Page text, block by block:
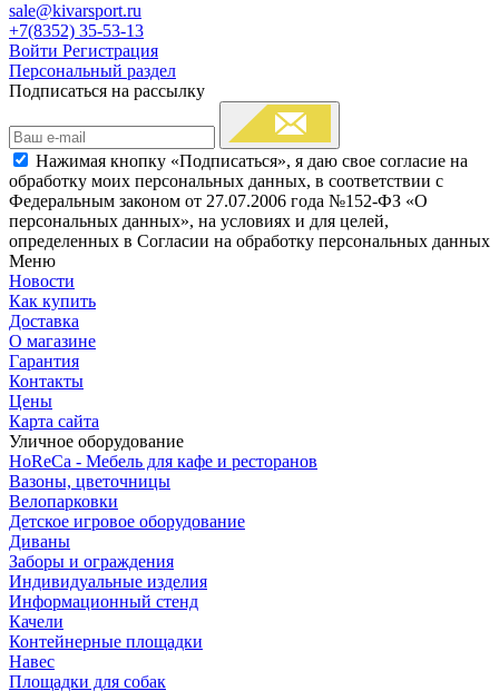
sale@kivarsport.ru
+7(8352) 35-53-13
Войти Регистрация
Персональный раздел
Подписаться на рассылку
Нажимая кнопку «Подписаться», я даю свое согласие на
обработку моих персональных данных, в соответствии с
Федеральным законом от 27.07.2006 года №152-ФЗ «О
персональных данных», на условиях и для целей,
определенных в Согласии на обработку персональных данных
Меню
Новости
Как купить
Доставка
О магазине
Гарантия
Контакты
Цены
Карта сайта
Уличное оборудование
HoReCa - Мебель для кафе и ресторанов
Вазоны, цветочницы
Велопарковки
Детское игровое оборудование
Диваны
Заборы и ограждения
Индивидуальные изделия
Информационный стенд
Качели
Контейнерные площадки
Навес
Площадки для собак